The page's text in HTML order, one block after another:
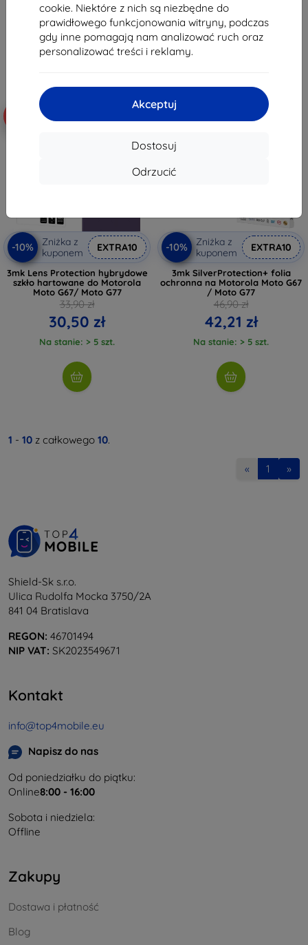
cookie. Niektóre z nich są niezbędne do
prawidłowego funkcjonowania witryny, podczas
gdy inne pomagają nam analizować ruch oraz
personalizować treści i reklamy.
Akceptuj
Dostosuj
Odrzucić
35,02 zł
Na stanie: > 5 szt.
42,21 zł
Na stanie: > 5 szt.
-10%
Zniżka z
kuponem
EXTRA10
3mk Lens Protection hybrydowe
szkło hartowane do Motorola
Moto G67/ Moto G77
33,90 zł
30,50 zł
Na stanie: > 5 szt.
-10%
Zniżka z
kuponem
EXTRA10
3mk SilverProtection+ folia
ochronna na Motorola Moto G67
/ Moto G77
46,90 zł
42,21 zł
Na stanie: > 5 szt.
1 - 10 z całkowego 10.
« 1 »
Shield-Sk s.r.o.
Ulica Rudolfa Mocka 3750/2A
841 04 Bratislava
REGON: 46701494
NIP VAT: SK2023549671
Kontakt
info@top4mobile.eu
Napisz do nas
Od poniedziałku do piątku:
Online8:00 - 16:00
Sobota i niedziela:
Offline
Zakupy
Dostawa i płatność
Blog